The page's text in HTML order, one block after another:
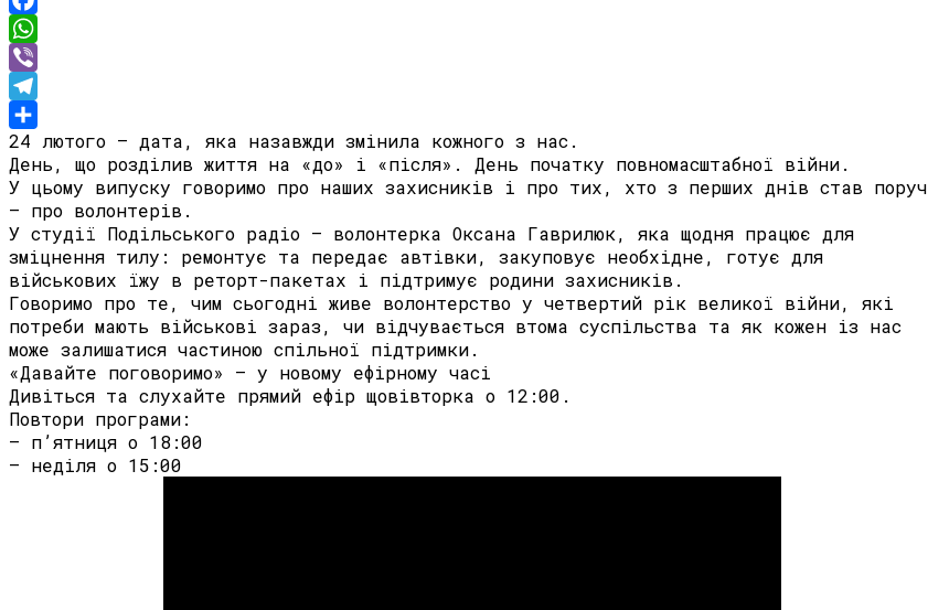
Facebook
WhatsApp
Viber
Telegram
Share
24 лютого — дата, яка назавжди змінила кожного з нас.
День, що розділив життя на «до» і «після». День початку повномасштабної війни.
У цьому випуску говоримо про наших захисників і про тих, хто з перших днів став поруч
— про волонтерів.
У студії Подільського радіо — волонтерка Оксана Гаврилюк, яка щодня працює для
зміцнення тилу: ремонтує та передає автівки, закуповує необхідне, готує для
військових їжу в реторт-пакетах і підтримує родини захисників.
Говоримо про те, чим сьогодні живе волонтерство у четвертий рік великої війни, які
потреби мають військові зараз, чи відчувається втома суспільства та як кожен із нас
може залишатися частиною спільної підтримки.
«Давайте поговоримо» — у новому ефірному часі
Дивіться та слухайте прямий ефір щовівторка о 12:00.
Повтори програми:
— п’ятниця о 18:00
— неділя о 15:00